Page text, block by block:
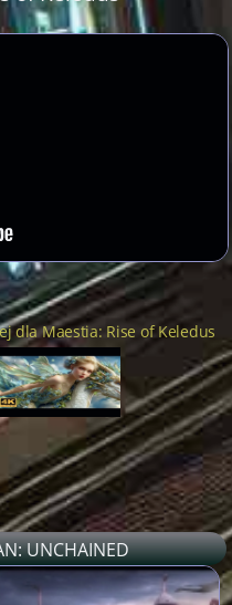
dla Maestia: Rise of Keledus
UNCHAINED